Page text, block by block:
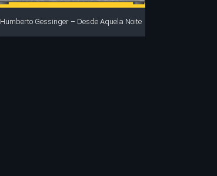
Humberto Gessinger – Desde Aquela Noite